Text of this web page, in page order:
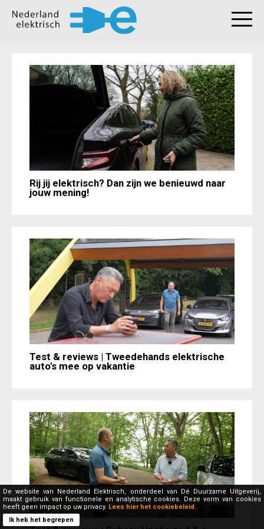
Rij jij elektrisch? Dan zijn we benieuwd naar
jouw mening!
Test & reviews | Tweedehands elektrische
auto's mee op vakantie
De website van Nederland Elektrisch, onderdeel van Dé Duurzame Uitgeverij,
maakt gebruik van functionele en analytische cookies. Deze vorm van cookies
heeft geen impact op uw privacy. Lees hier het cookiebeleid.
Ik heb het begrepen